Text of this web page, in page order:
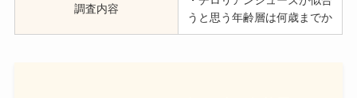
調査内容
うと思う年齢層は何歳までか